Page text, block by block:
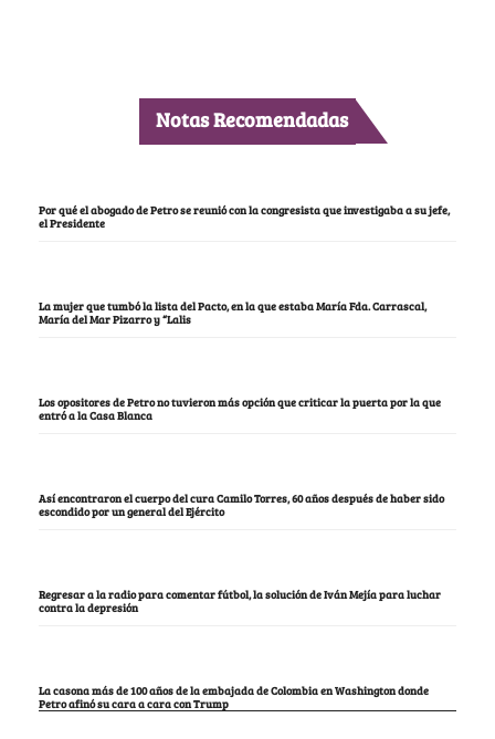
Notas Recomendadas
Por qué el abogado de Petro se reunió con la congresista que investigaba a su jefe,
el Presidente
La mujer que tumbó la lista del Pacto, en la que estaba María Fda. Carrascal,
María del Mar Pizarro y “Lalis
Los opositores de Petro no tuvieron más opción que criticar la puerta por la que
entró a la Casa Blanca
Así encontraron el cuerpo del cura Camilo Torres, 60 años después de haber sido
escondido por un general del Ejército
Regresar a la radio para comentar fútbol, la solución de Iván Mejía para luchar
contra la depresión
La casona más de 100 años de la embajada de Colombia en Washington donde
Petro afinó su cara a cara con Trump